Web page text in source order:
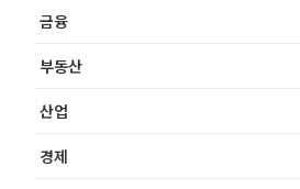
금융
부동산
산업
경제